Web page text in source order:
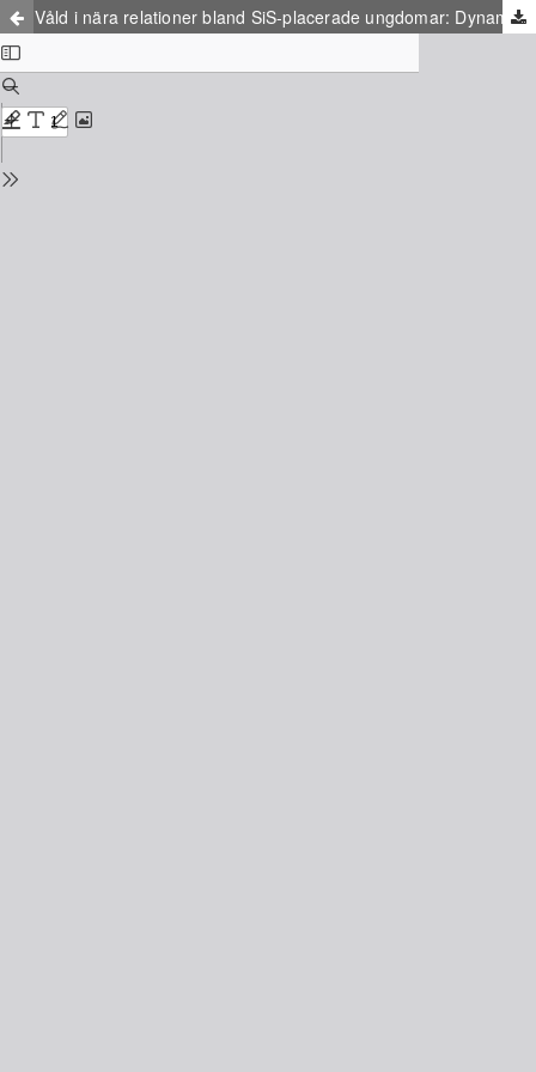
Våld i nära relationer bland SiS-placerade ungdomar: Dynamiken mellan egna beteendeproblem och att vara offer för våld